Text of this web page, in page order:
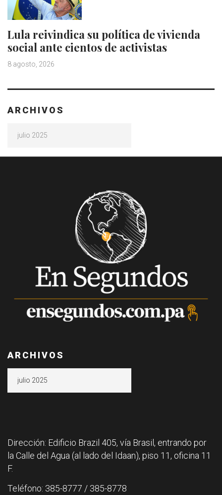
Lula reivindica su política de vivienda
social ante cientos de activistas
8 agosto, 2026
ARCHIVOS
ARCHIVOS
Dirección: Edificio Brazil 405, vía Brasil, entrando por
la Calle del Agua (al lado del Idaan), piso 11, oficina 11
F.
Teléfono: 385-8777 / 385-8778